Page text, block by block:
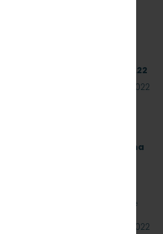
poziomu
systemu
oraz dokumentacji
producenta podzespołu 2
produkcji IPS
Znak sprawy: SKMMU.086.29.22
15 lipca 2022
opracowanie analizy
z koncepcją techniczną na
kanalizacji sanitarnej
Gdynia Cisowa Postojowa.
w Trójmieście Sp. z o.o.
oferty cenowej na opracowanie
wraz z koncepcją…
15 lipca 2022